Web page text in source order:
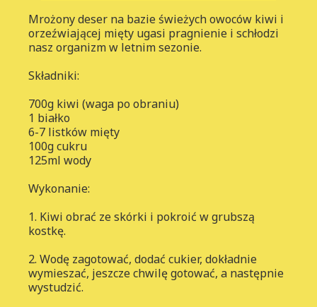
Mrożony deser na bazie świeżych owoców kiwi i
orzeźwiającej mięty ugasi pragnienie i schłodzi
nasz organizm w letnim sezonie.
Składniki:
700g kiwi (waga po obraniu)
1 białko
6-7 listków mięty
100g cukru
125ml wody
Wykonanie:
1. Kiwi obrać ze skórki i pokroić w grubszą
kostkę.
2. Wodę zagotować, dodać cukier, dokładnie
wymieszać, jeszcze chwilę gotować, a następnie
wystudzić.